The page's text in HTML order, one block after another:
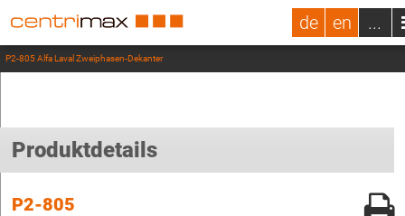
de en ...
P2-805 Alfa Laval Zweiphasen-Dekanter
Produktdetails
P2-805